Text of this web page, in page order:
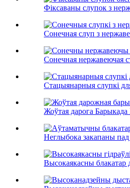
Фіксаваны слупок з
Сонечная слуп з
Сонечная нержавеючая
Стацыянарныя слупкі
Жоўтая дарога Барыкада
Неглыбока закапаны
Высокаякасны блакатар